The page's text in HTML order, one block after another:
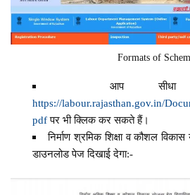
Formats of
आप
https://labour.rajasthan.gov.in/
pdfपर भी क्लिक कर सकते हैं।
निर्माण श्रमिक शिक्षा व कौशल
डाउनलोड पेज दिखाई देगा:-